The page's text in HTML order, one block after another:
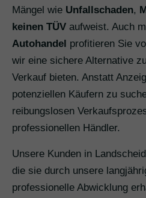
Mängel wie Unfallschaden,
keinen TÜV aufweist. Auch
Autohandel profitieren Sie
wir eine sichere Alternative
Verkauf bieten. Anstatt
potenziellen Käufern zu
reibungslosen
professionellen Händler.
Unsere Kunden in
die sie durch unsere
professionelle Abwicklung